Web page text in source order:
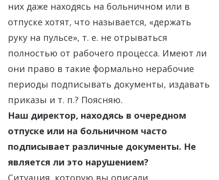
них даже находясь на больничном или в
отпуске хотят, что называется, «держать
руку на пульсе», т. е. не отрываться
полностью от рабочего процесса. Имеют ли
они право в такие формально нерабочие
периоды подписывать документы, издавать
приказы и т. п.? Поясняю.
Наш директор, находясь в очередном
отпуске или на больничном часто
подписывает различные документы. Не
является ли это нарушением?
Ситуация, которую вы описали,